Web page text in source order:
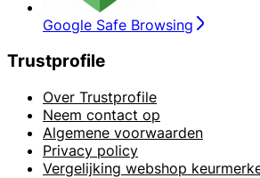
Google Safe Browsing
Trustprofile
Over Trustprofile
Neem contact op
Algemene voorwaarden
Privacy policy
Vergelijking webshop